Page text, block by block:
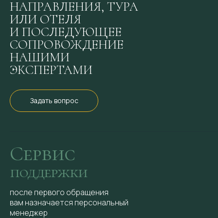
Завтрак — «шведский стол»
Свободный выбор из приготовленных блюд,
Заказ блюд и напитков из меню ресторана. Обслуживание
официантом.
Ежедневно, с 12:00 до 23:00.
ЛЕТНИЙ БАР
Отличное дополнение открытой зоне отдыха — летнее
НАПРАВЛЕНИЯ, ТУРА
ИЛИ ОТЕЛЯ
И ПОСЛЕДУЮЩЕЕ
СОПРОВОЖДЕНИЕ
НАШИМИ
ЭКСПЕРТАМИ
Задать вопрос
Сервис
поддержки
после первого обращения
вам назначается персональный
менеджер